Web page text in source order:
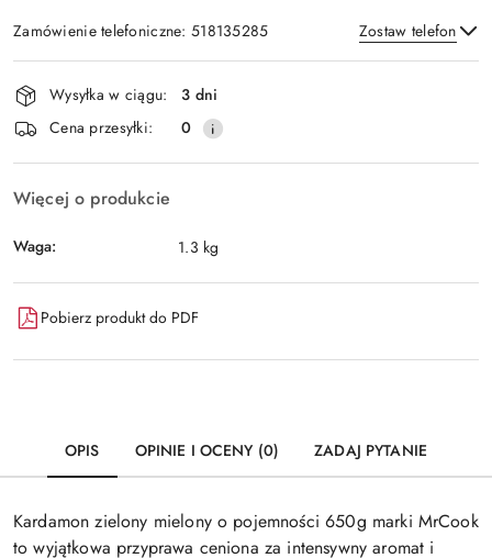
Zamówienie telefoniczne: 518135285 Zostaw telefon
Wyślij
Dostępność
i
dostawa
Wysyłka w ciągu:
3 dni
Cena przesyłki:
0
Więcej o produkcie
Waga: 1.3 kg
Pobierz produkt do PDF
OPIS OPINIE I OCENY (0) ZADAJ PYTANIE
Kardamon zielony mielony o pojemności 650g marki MrCook
to wyjątkowa przyprawa ceniona za intensywny aromat i